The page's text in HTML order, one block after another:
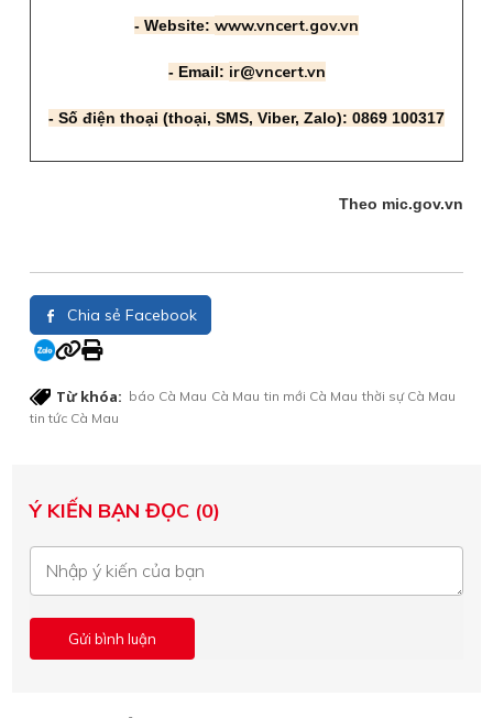
- Website: www.vncert.gov.vn
- Email: ir@vncert.vn
- Số điện thoại (thoại, SMS, Viber, Zalo): 0869 100317
Theo mic.gov.vn
Chia sẻ Facebook
Từ khóa: báo Cà Mau Cà Mau tin mới Cà Mau thời sự Cà Mau
tin tức Cà Mau
Ý KIẾN BẠN ĐỌC (0)